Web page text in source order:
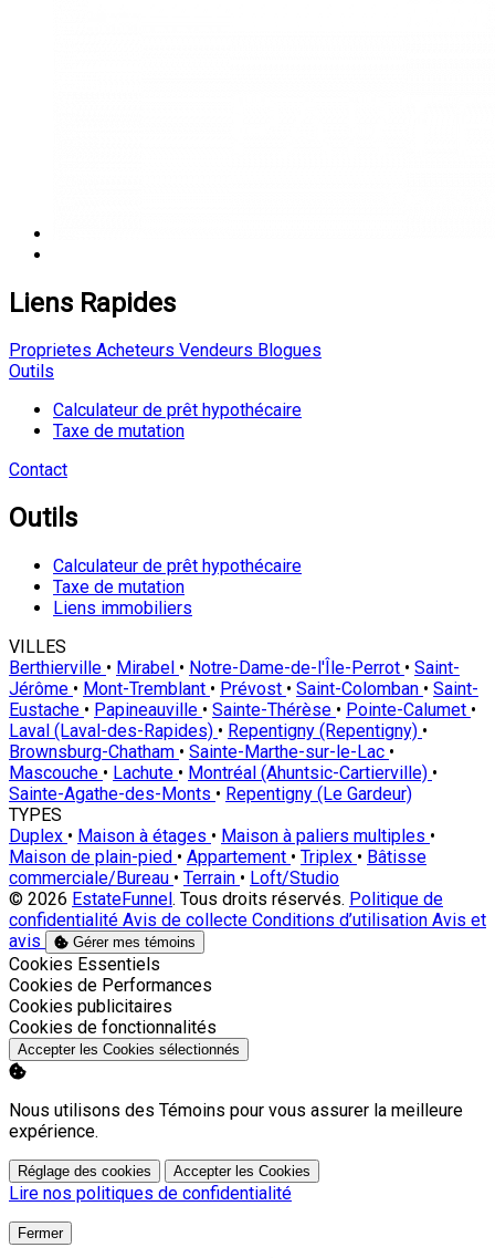
Liens Rapides
Proprietes Acheteurs Vendeurs Blogues
Outils
Calculateur de prêt hypothécaire
Taxe de mutation
Contact
Outils
Calculateur de prêt hypothécaire
Taxe de mutation
Liens immobiliers
VILLES
Berthierville • Mirabel • Notre-Dame-de-l'Île-Perrot • Saint-
Jérôme • Mont-Tremblant • Prévost • Saint-Colomban • Saint-
Eustache • Papineauville • Sainte-Thérèse • Pointe-Calumet •
Laval (Laval-des-Rapides) • Repentigny (Repentigny) •
Brownsburg-Chatham • Sainte-Marthe-sur-le-Lac •
Mascouche • Lachute • Montréal (Ahuntsic-Cartierville) •
Sainte-Agathe-des-Monts • Repentigny (Le Gardeur)
TYPES
Duplex • Maison à étages • Maison à paliers multiples •
Maison de plain-pied • Appartement • Triplex • Bâtisse
commerciale/Bureau • Terrain • Loft/Studio
© 2026 EstateFunnel . Tous droits réservés. Politique de
confidentialité Avis de collecte Conditions d’utilisation Avis et
avis
Gérer mes témoins
Activer
Cookies Essentiels
Activer
Cookies de Performances
Activer
Cookies publicitaires
Activer
Cookies de fonctionnalités
Accepter les Cookies sélectionnés
Nous utilisons des Témoins pour vous assurer la meilleure
expérience.
Réglage des cookies Accepter les Cookies
Lire nos politiques de confidentialité
Fermer